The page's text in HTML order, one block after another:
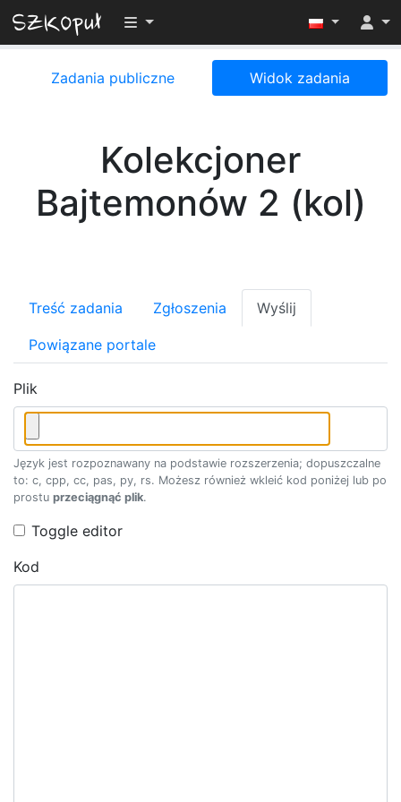
Przełącz widoczność menu
Zadania publiczne Widok zadania
Kolekcjoner
Bajtemonów 2 (kol)
Treść zadania Zgłoszenia Wyślij
Powiązane portale
Plik
Język jest rozpoznawany na podstawie rozszerzenia; dopuszczalne
to: c, cpp, cc, pas, py, rs. Możesz również wkleić kod poniżej lub po
prostu przeciągnąć plik.
Toggle editor
Kod